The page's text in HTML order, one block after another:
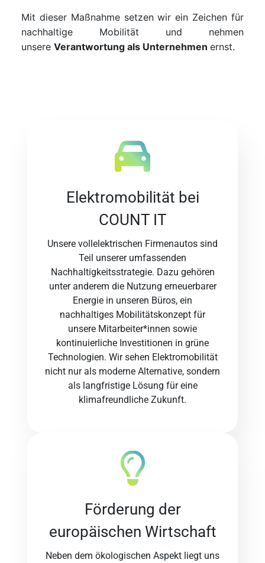
Mit dieser Maßnahme setzen wir ein Zeichen für
nachhaltige Mobilität und nehmen
unsere Verantwortung als Unternehmen ernst.
Elektromobilität bei
COUNT IT
Unsere vollelektrischen Firmenautos sind
Teil unserer umfassenden
Nachhaltigkeitsstrategie. Dazu gehören
unter anderem die Nutzung erneuerbarer
Energie in unseren Büros, ein
nachhaltiges Mobilitätskonzept für
unsere Mitarbeiter*innen sowie
kontinuierliche Investitionen in grüne
Technologien. Wir sehen Elektromobilität
nicht nur als moderne Alternative, sondern
als langfristige Lösung für eine
klimafreundliche Zukunft.
Förderung der
europäischen Wirtschaft
Neben dem ökologischen Aspekt liegt uns